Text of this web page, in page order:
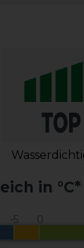
in °C*